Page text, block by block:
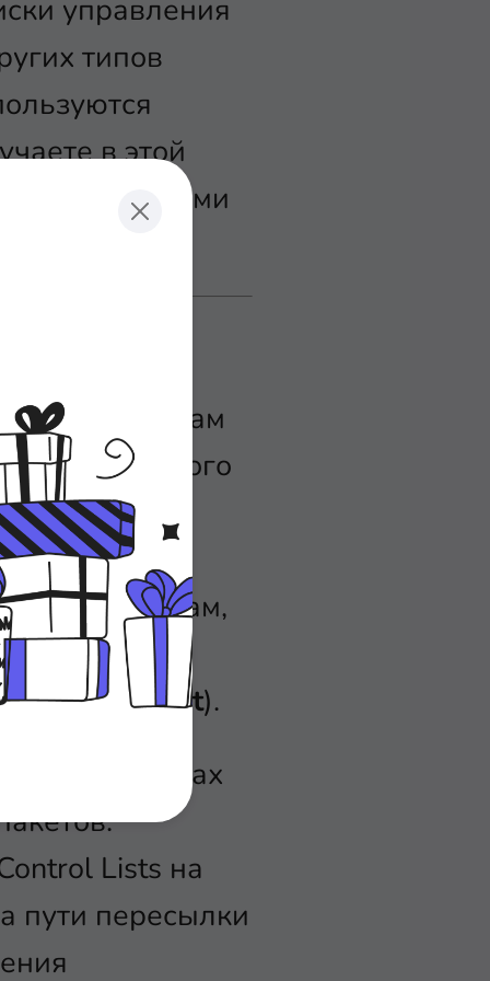
управления
типов
в этой
параметрами
Для этого
может
ACL может
или пакетам,
подсети
23 ( Telnet).
в роутерах
Lists на
пути пересылки